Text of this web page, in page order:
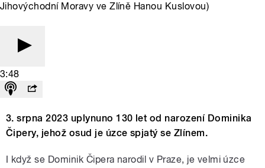
Jihovýchodní Moravy ve Zlíně Hanou Kuslovou)
3:48
3. srpna 2023 uplynuno 130 let od narození Dominika
Čipery, jehož osud je úzce spjatý se Zlínem.
I když se Dominik Čipera narodil v Praze, je velmi úzce